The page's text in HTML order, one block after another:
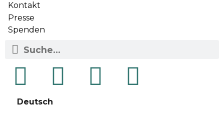
Kontakt
Presse
Spenden
Deutsch